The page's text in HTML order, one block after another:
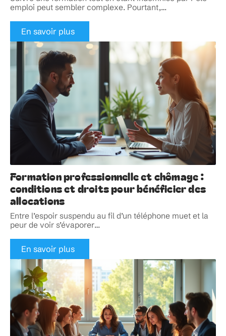
emploi peut sembler complexe. Pourtant,…
En savoir plus
Formation professionnelle et chômage :
conditions et droits pour bénéficier des
allocations
Entre l’espoir suspendu au fil d’un téléphone muet et la
peur de voir s’évaporer…
En savoir plus